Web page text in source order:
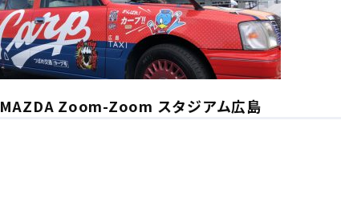
MAZDA Zoom-Zoom スタジアム広島